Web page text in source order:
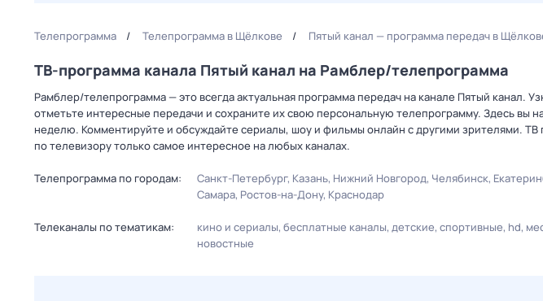
Телепрограмма Телепрограмма в Щёлкове Пятый канал — программа передач в
ТВ-программа канала Пятый канал на Рамблер/телепрограмма
Рамблер/телепрограмма — это всегда актуальная программа передач на канале Пятый канал.
отметьте интересные передачи и сохраните их свою персональную телепрограмму. Здесь вы
неделю. Комментируйте и обсуждайте сериалы, шоу и фильмы онлайн с другими зрителями.
по телевизору только самое интересное на любых каналах.
Телепрограмма по городам: Санкт-Петербург Казань Нижний Новгород Челябинск
Самара Ростов-на-Дону Краснодар
Телеканалы по тематикам: кино и сериалы бесплатные каналы детские спортивные hd
новостные